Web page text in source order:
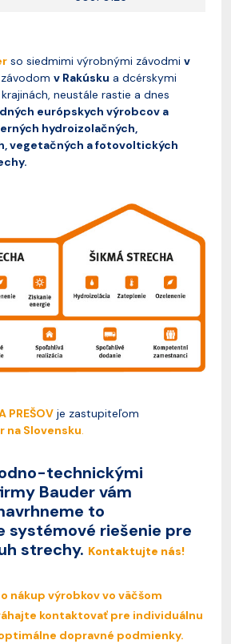
so siedmimi výrobnými závodmi v
v Rakúsku a dcérskymi
neustále rastie a dnes
európskych výrobcov a
hydroizolačných,
vegetačných a fotovoltických
PREŠOV je zastupiteľom
na Slovensku.
technickými
Bauder vám
to
systémové riešenie pre
strechy. Kontaktujte nás!
nákup výrobkov vo väčšom
kontaktovať pre individuálnu
dopravné podmienky.